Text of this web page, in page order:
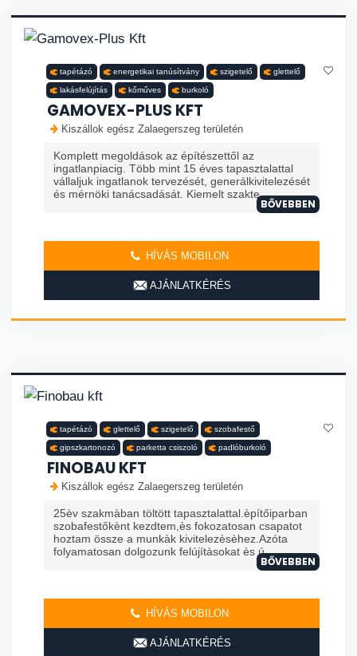
tapétázó energetikai tanúsítvány szigetelő glettelő
lakásfelújítás kőműves burkoló
GAMOVEX-PLUS KFT
Kiszállok egész Zalaegerszeg területén
Komplett megoldások az építészettől az
ingatlanpiacig. Több mint 15 éves tapasztalattal
vállaljuk ingatlanok tervezését, generálkivitelezését
és mérnöki tanácsadását. Kiemelt szakte...
BŐVEBBEN
HÍVÁS MOBILON
AJÁNLATKÉRÉS
tapétázó glettelő szigetelő szobafestő
gipszkartonozó parketta csiszoló padlóburkoló
FINOBAU KFT
Kiszállok egész Zalaegerszeg területén
25èv szakmàban töltött tapasztalattal.èpítőiparban
szobafestőkènt kezdtem,ès fokozatosan csapatot
hoztam össze a munkàk kivitelezèsèhez.Azóta
folyamatosan dolgozunk felújítàsokat ès ú
BŐVEBBEN
HÍVÁS MOBILON
AJÁNLATKÉRÉS